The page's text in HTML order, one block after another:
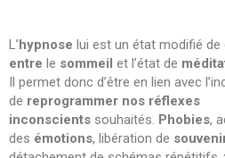
L’hypnose lui est un état modifié de
entre le sommeil et l’état de
Il permet donc d’être en lien avec
de reprogrammer nos réflexes
inconscients souhaités. Phobies,
des émotions, libération de